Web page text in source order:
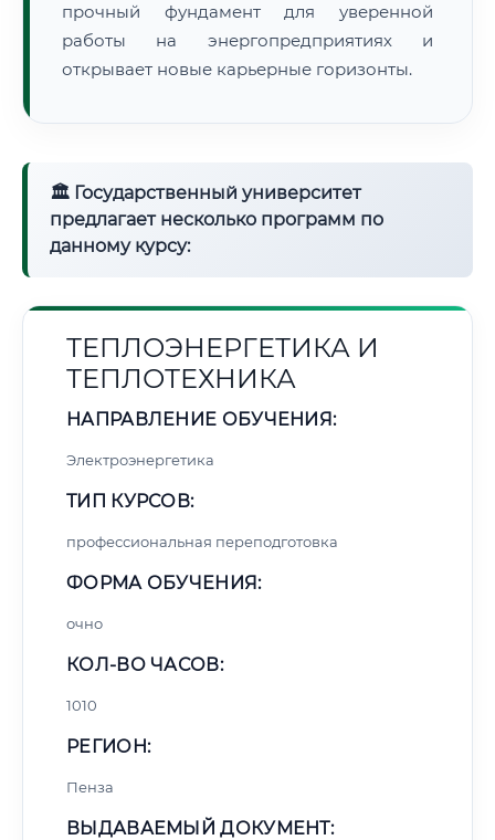
прочный фундамент для уверенной
работы на энергопредприятиях и
открывает новые карьерные горизонты.
🏛 Государственный университет
предлагает несколько программ по
данному курсу:
ТЕПЛОЭНЕРГЕТИКА И
ТЕПЛОТЕХНИКА
НАПРАВЛЕНИЕ ОБУЧЕНИЯ:
Электроэнергетика
ТИП КУРСОВ:
профессиональная переподготовка
ФОРМА ОБУЧЕНИЯ:
очно
КОЛ-ВО ЧАСОВ:
1010
РЕГИОН:
Пенза
ВЫДАВАЕМЫЙ ДОКУМЕНТ: